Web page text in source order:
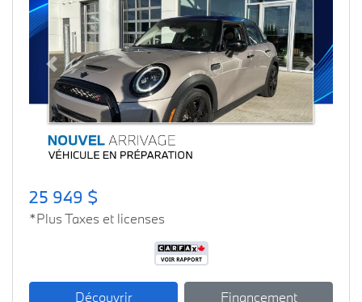
Previous Next
25 949 $
*Plus Taxes et licenses
Découvrir Financement